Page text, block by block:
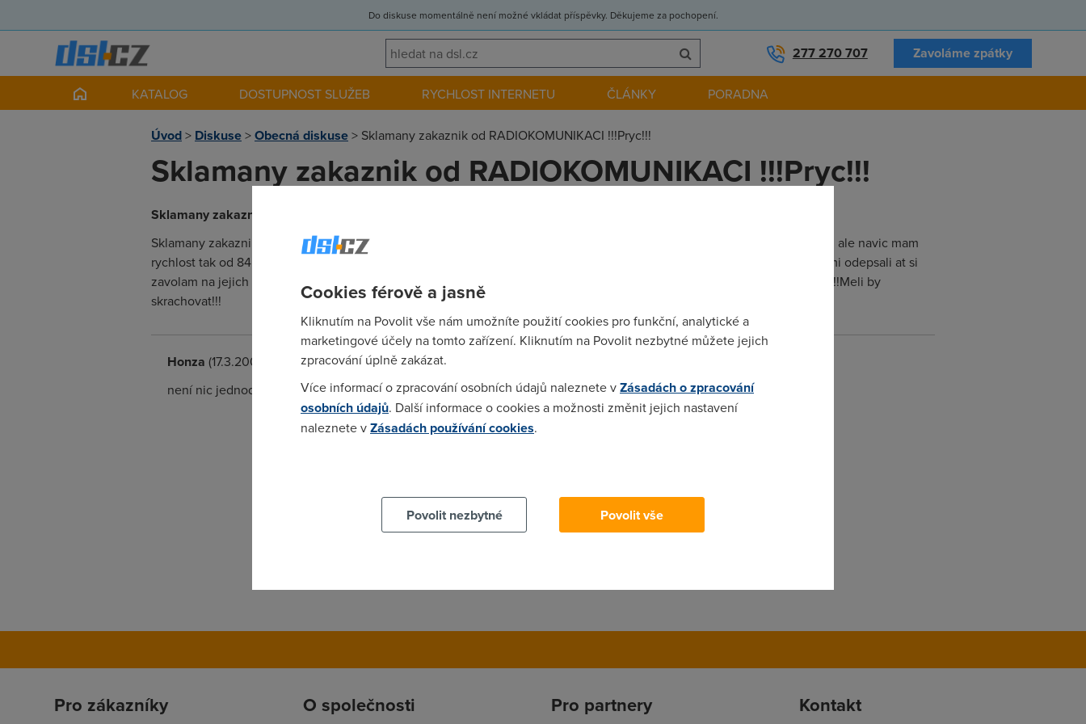
Do diskuse momentálně není možné vkládat příspěvky. Děkujeme za pochopení.
277 270 707 Zavoláme zpátky
KATALOG DOSTUPNOST SLUŽEB RYCHLOST INTERNETU ČLÁNKY PORADNA
Úvod> Diskuse>Obecná diskuse> Sklamany zakaznik od RADIOKOMUNIKACI !!!Pryc!!!
Sklamany zakaznik od RADIOKOMUNIKACI !!!Pryc!!!
Sklamany zakaznik od RADIOKOMUNIKACI !!!Pryc!!!
Sklamany zakaznik od RADIOKOMUNIKACI !!!Pryc!!!Platim si starou octivou 1024rku ale ouvej, nejen ze ji zdrazili ZLODEJI ale navic mam
rychlost tak od 84 do 128,to at si strcej do PRD..., nic na ne neplati.Kdyz jsem jim to psal pred 14cti dny ze to nechodi,tak mi odepsali at si
zavolam na jejich erotickou linku ze mam zavadu ale tam jsem jiz take volal a nic se nedeje!!! Varuji pred temito ZLODEJI!!!Meli by
skrachovat!!!
Honza (17.3.2008 16:31:11)
není nic jednoduššího než přejít na nový tarif s agregací 1:50... spousta lidí potvrzuje zlepšení...
Pro zákazníky O společnosti Pro partnery Kontakt
Cookies férově a jasně
Kliknutím na Povolit vše nám umožníte použití cookies pro funkční, analytické a
marketingové účely na tomto zařízení. Kliknutím na Povolit nezbytné můžete jejich
zpracování úplně zakázat.
Více informací o zpracování osobních údajů naleznete vZásadách o zpracování
osobních údajů. Další informace o cookies a možnosti změnit jejich nastavení
naleznete vZásadách používání cookies.
Povolit nezbytné
Povolit vše